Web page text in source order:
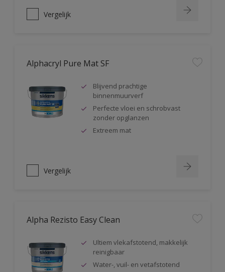
Vergelijk
Alphacryl Pure Mat SF
Blijvend prachtige
binnenmuurverf
Perfecte vloei en schrobvast
zonder opglanzen
Extreem mat
Vergelijk
Alpha Rezisto Easy Clean
Ultiem vlekafstotend, makkelijk
reinigbaar
Water-, vuil- en vetafstotend